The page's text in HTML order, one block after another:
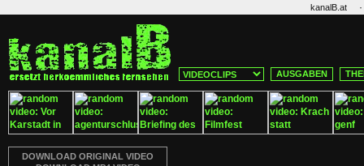
kanalB.at ·
AUSGABEN
DOWNLOAD ORIGINAL VIDEO